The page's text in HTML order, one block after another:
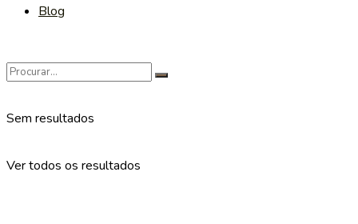
Blog
Sem resultados
Ver todos os resultados